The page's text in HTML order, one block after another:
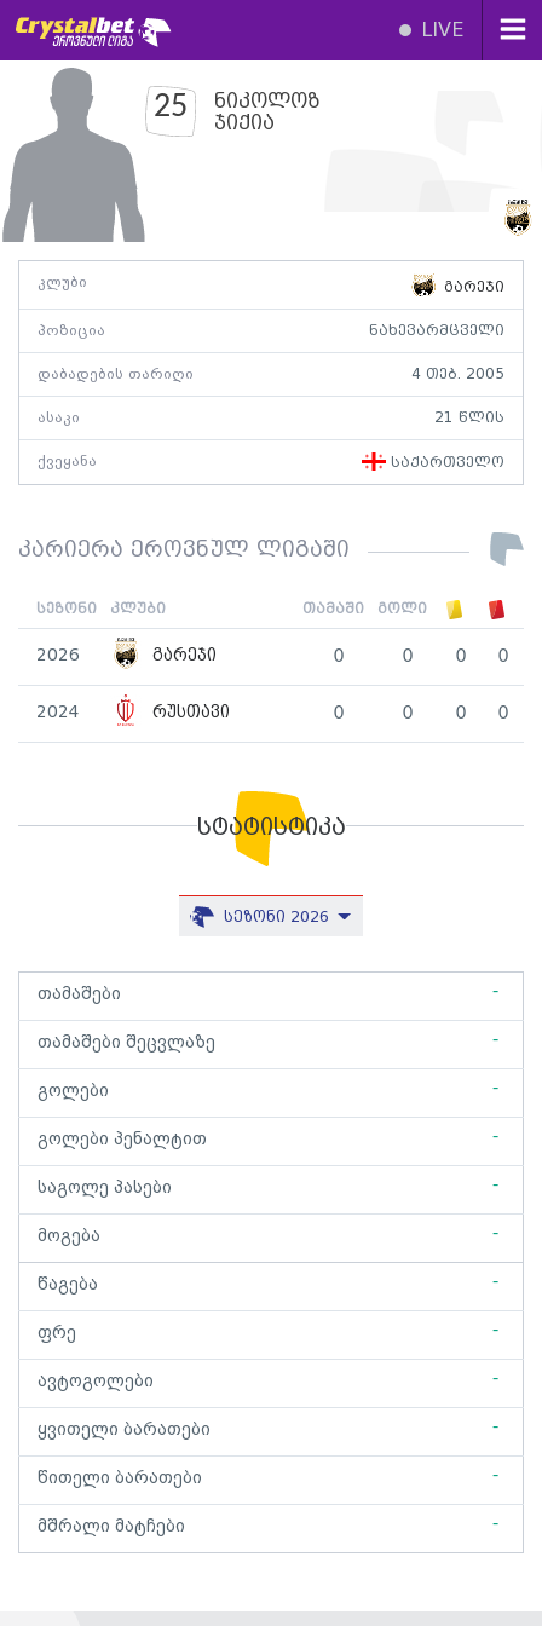
LIVE
25
ნიკოლოზ
ჯიქია
კლუბი გარეჯი
პოზიცია ნახევარმცველი
დაბადების თარიღი 4 თებ. 2005
ასაკი 21 წლის
ქვეყანა საქართველო
კარიერა ეროვნულ ლიგაში
სეზონი კლუბი თამაში გოლი
2026 გარეჯი 0 0 0 0
2024 რუსთავი 0 0 0 0
სტატისტიკა
სეზონი 2026
თამაშები -
თამაშები შეცვლაზე -
გოლები -
გოლები პენალტით -
საგოლე პასები -
მოგება -
წაგება -
ფრე -
ავტოგოლები -
ყვითელი ბარათები -
წითელი ბარათები -
მშრალი მატჩები -